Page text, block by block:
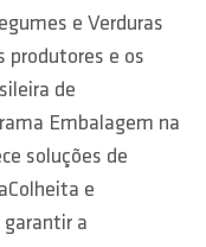
e Verduras
produtores e os
de
Embalagem na
soluções de
e
garantir a